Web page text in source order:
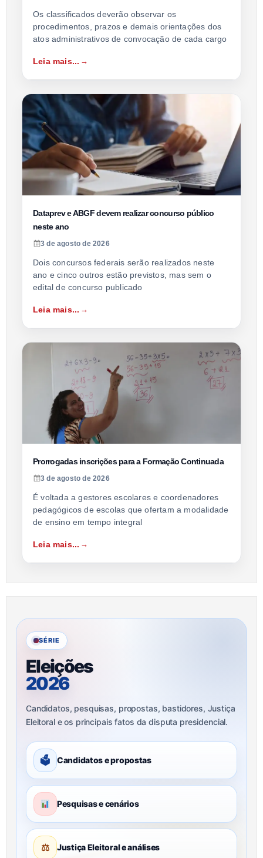
Os classificados deverão observar os
procedimentos, prazos e demais orientações dos
atos administrativos de convocação de cada cargo
Leia mais...
Dataprev e ABGF devem realizar concurso público
neste ano
3 de agosto de 2026
Dois concursos federais serão realizados neste
ano e cinco outros estão previstos, mas sem o
edital de concurso publicado
Leia mais...
Prorrogadas inscrições para a Formação Continuada
3 de agosto de 2026
É voltada a gestores escolares e coordenadores
pedagógicos de escolas que ofertam a modalidade
de ensino em tempo integral
Leia mais...
SÉRIE
Eleições
2026
Candidatos, pesquisas, propostas, bastidores, Justiça
Eleitoral e os principais fatos da disputa presidencial.
🗳 Candidatos e propostas
Pesquisas e cenários
⚖ Justiça Eleitoral e análises